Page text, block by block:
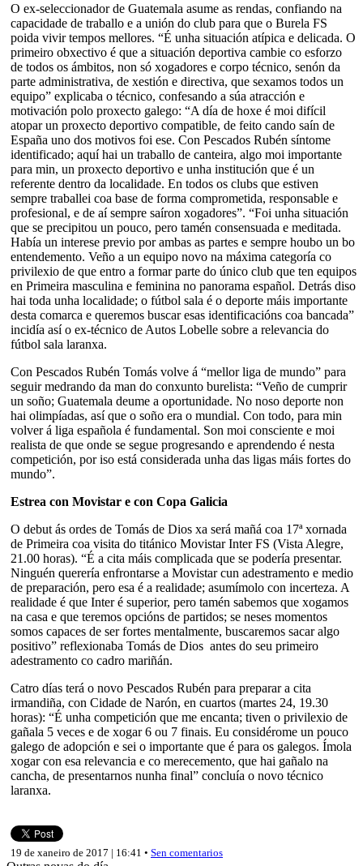
O ex-seleccionador de Guatemala asume as rendas, confiando na
capacidade de traballo e a unión do club para que o Burela FS
poida vivir tempos mellores. “É unha situación atípica e delicada. O
primeiro obxectivo é que a situación deportiva cambie co esforzo
de todos os ámbitos, non só xogadores e corpo técnico, senón da
parte administrativa, de xestión e directiva, que sexamos todos un
equipo” explicaba o técnico, confesando a súa atracción e
motivación polo proxecto galego: “A día de hoxe é moi difícil
atopar un proxecto deportivo compatible, de feito cando saín de
España uno dos motivos foi ese. Con Pescados Rubén síntome
identificado; aquí hai un traballo de canteira, algo moi importante
para min, un proxecto deportivo e unha institución que é un
referente dentro da localidade. En todos os clubs que estiven
sempre traballei coa base de forma comprometida, responsable e
profesional, e de aí sempre saíron xogadores”. “Foi unha situación
que se precipitou un pouco, pero tamén consensuada e meditada.
Había un interese previo por ambas as partes e sempre houbo un bo
entendemento. Veño a un equipo novo na máxima categoría co
privilexio de que entro a formar parte do único club que ten equipos
en Primeira masculina e feminina no panorama español. Detrás diso
hai toda unha localidade; o fútbol sala é o deporte máis importante
desta comarca e queremos buscar esas identificacións coa bancada”
incidía así o ex-técnico de Autos Lobelle sobre a relevancia do
fútbol sala laranxa.
Con Pescados Rubén Tomás volve á “mellor liga de mundo” para
seguir medrando da man do conxunto burelista: “Veño de cumprir
un soño; Guatemala deume a oportunidade. No noso deporte non
hai olimpíadas, así que o soño era o mundial. Con todo, para min
volver á liga española é fundamental. Son moi consciente e moi
realista de que onde se segue progresando e aprendendo é nesta
competición, por iso está considerada unha das ligas máis fortes do
mundo”.
Estrea con Movistar e con Copa Galicia
O debut ás ordes de Tomás de Dios xa será mañá coa 17ª xornada
de Primeira coa visita do titánico Movistar Inter FS (Vista Alegre,
21.00 horas). “É a cita máis complicada que se podería presentar.
Ninguén querería enfrontarse a Movistar cun adestramento e medio
de preparación, pero esa é a realidade; asumímolo con incerteza. A
realidade é que Inter é superior, pero tamén sabemos que xogamos
na casa e que teremos opcións de partidos; se neses momentos
somos capaces de ser fortes mentalmente, buscaremos sacar algo
positivo” reflexionaba Tomás de Dios antes do seu primeiro
adestramento co cadro mariñán.
Catro días terá o novo Pescados Rubén para preparar a cita
irmandiña, con Cidade de Narón, en cuartos (martes 24, 19.30
horas): “É unha competición que me encanta; tiven o privilexio de
gañala 5 veces e de xogar 6 ou 7 finais. Eu considérome un pouco
galego de adopción e sei o importante que é para os galegos. Ímola
xogar con esa relevancia e co merecemento, que hai gañalo na
cancha, de presentarnos nunha final” concluía o novo técnico
laranxa.
19 de xaneiro de 2017 | 16:41 • Sen comentarios